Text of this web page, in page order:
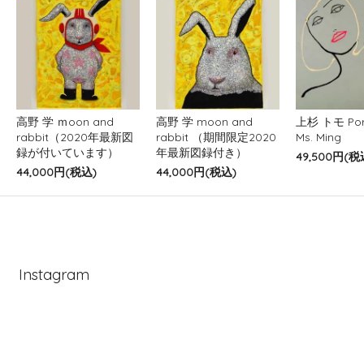
高野 学 ｍoon and
rabbit（2020年最新図
録が付いています）
44,000円(税込)
高野 学 moon and
rabbit （期間限定2020
年最新図録付き）
44,000円(税込)
上杉 トモ
Ms. Ming
49,500円(税
Instagram